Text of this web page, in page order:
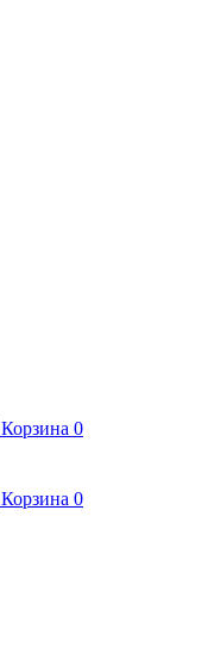
Корзина 0
Корзина 0